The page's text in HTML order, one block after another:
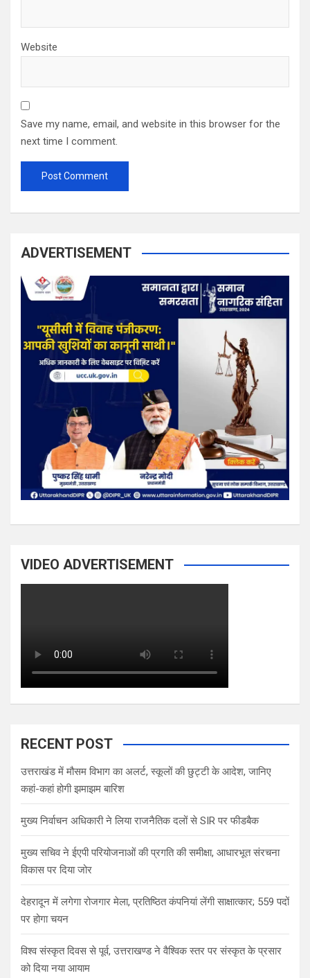
Website
Save my name, email, and website in this browser for the
next time I comment.
ADVERTISEMENT
VIDEO ADVERTISEMENT
RECENT POST
उत्तराखंड में मौसम विभाग का अलर्ट, स्कूलों की छुट्टी के आदेश, जानिए
कहां-कहां होगी झमाझम बारिश
मुख्य निर्वाचन अधिकारी ने लिया राजनैतिक दलों से SIR पर फीडबैक
मुख्य सचिव ने ईएपी परियोजनाओं की प्रगति की समीक्षा, आधारभूत संरचना
विकास पर दिया जोर
देहरादून में लगेगा रोजगार मेला, प्रतिष्ठित कंपनियां लेंगी साक्षात्कार; 559 पदों
पर होगा चयन
विश्व संस्कृत दिवस से पूर्व, उत्तराखण्ड ने वैश्विक स्तर पर संस्कृत के प्रसार
को दिया नया आयाम